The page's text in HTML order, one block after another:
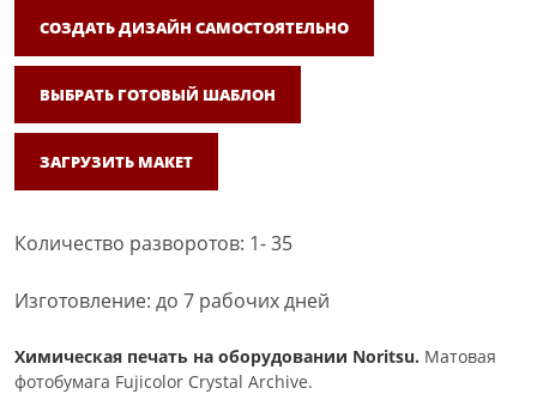
СОЗДАТЬ ДИЗАЙН САМОСТОЯТЕЛЬНО
ВЫБРАТЬ ГОТОВЫЙ ШАБЛОН
ЗАГРУЗИТЬ МАКЕТ
Количество разворотов: 1- 35
Изготовление: до 7 рабочих дней
Химическая печать на оборудовании Noritsu. Матовая
фотобумага Fujicolor Crystal Archive.